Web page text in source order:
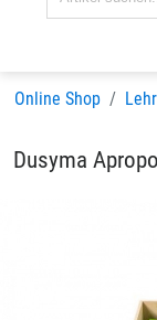
Online Shop
Dusyma